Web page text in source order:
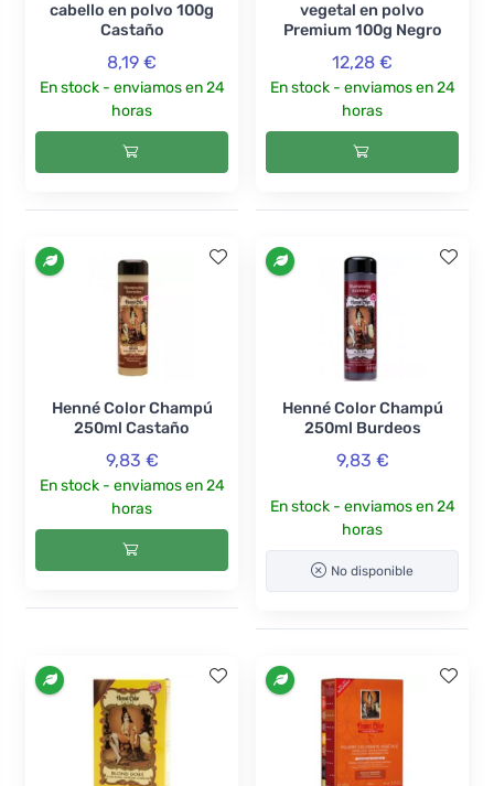
cabello en polvo 100g
Castaño
8,19 €
En stock - enviamos en 24
horas
vegetal en polvo
Premium 100g Negro
12,28 €
En stock - enviamos en 24
horas
Henné Color Champú
250ml Castaño
9,83 €
En stock - enviamos en 24
horas
Henné Color Champú
250ml Burdeos
9,83 €
En stock - enviamos en 24
horas
No disponible